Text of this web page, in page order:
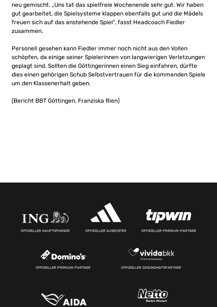
neu gemischt. „Uns tat das spielfreie Wochenende sehr gut. Wir haben
gut gearbeitet, die Spielsysteme klappen ebenfalls gut und die Mädels
freuen sich auf das anstehende Spiel“, fasst Headcoach Fiedler
zusammen.
Personell gesehen kann Fiedler immer noch nicht aus den Vollen
schöpfen, da einige seiner Spielerinnen von langwierigen Verletzungen
geplagt sind. Sollten die Göttingerinnen einen Sieg einfahren, dürfte
dies einen gehörigen Schub Selbstvertrauen für die kommenden Spiele
um den Klassenerhalt geben.
(Bericht BBT Göttingen, Franziska Rien)
OFFIZIELLER HAUPTSPONSOR OFFIZIELLER AUSRÜSTER OFFIZIELLER PREMIUM-PARTNER
OFFIZIELLER PREMIUM-PARTNER OFFIZIELLER GESUNDHEITSPARTNER